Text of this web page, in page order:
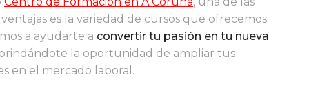
es la variedad de cursos que ofrecemos.
a ayudarte a convertir tu pasión en tu nueva
la oportunidad de ampliar tus
en el mercado laboral.